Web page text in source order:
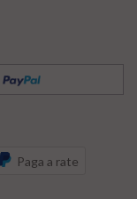
Paga a rate